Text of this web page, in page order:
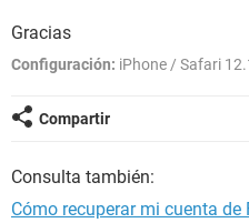
Gracias
Configuración: iPhone / Safari
Compartir
Consulta también:
Cómo recuperar mi cuenta